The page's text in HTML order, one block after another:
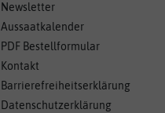
Newsletter
Aussaatkalender
PDF Bestellformular
Kontakt
Barrierefreiheitserklärung
Datenschutzerklärung